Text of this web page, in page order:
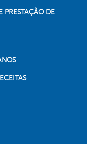
PRESTAÇÃO DE